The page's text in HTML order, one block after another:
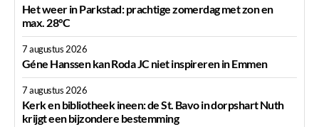
Het weer in Parkstad: prachtige zomerdag met zon en
max. 28°C
7 augustus 2026
Géne Hanssen kan Roda JC niet inspireren in Emmen
7 augustus 2026
Kerk en bibliotheek ineen: de St. Bavo in dorpshart Nuth
krijgt een bijzondere bestemming